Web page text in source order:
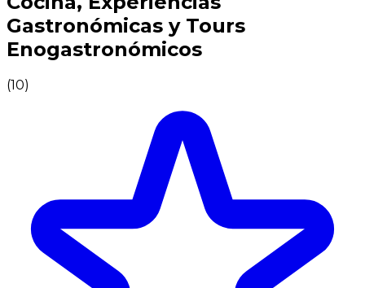
Gastronómicas y Tours
Enogastronómicos
(10)